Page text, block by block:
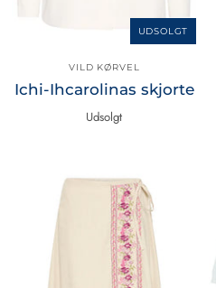
UDSOLGT
VILD KØRVEL
Ichi-Ihcarolinas skjorte
Udsolgt